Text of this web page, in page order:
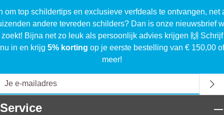
om top schildertips en exclusieve verfdeals te ontvangen, net
andere tevreden schilders? Dan is onze nieuwsbrief
Bijna net zo leuk als persoonlijk advies krijgen 🙌
nu in en krijg 5% korting op je eerste bestelling van € 150,00 of
meer!
Service